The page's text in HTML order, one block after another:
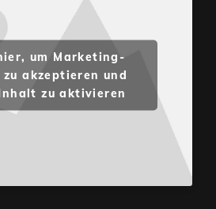
um Marketing-
zu akzeptieren und
zu aktivieren